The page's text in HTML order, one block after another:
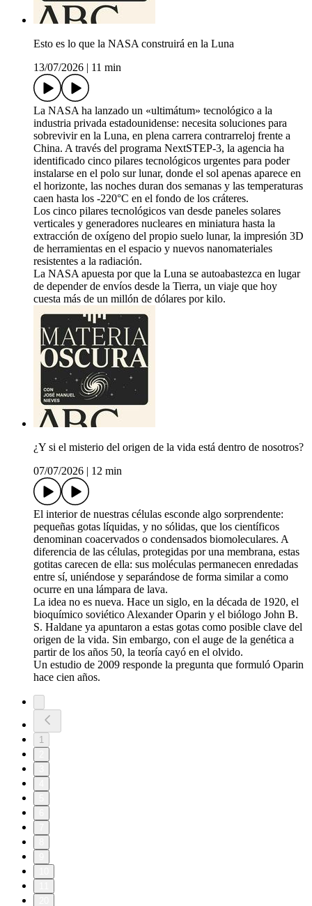
Esto es lo que la NASA construirá en la Luna
13/07/2026
11 min
La NASA ha lanzado un «ultimátum» tecnológico a la
industria privada estadounidense: necesita soluciones para
sobrevivir en la Luna, en plena carrera contrarreloj frente a
China. A través del programa NextSTEP-3, la agencia ha
identificado cinco pilares tecnológicos urgentes para poder
instalarse en el polo sur lunar, donde el sol apenas aparece en
el horizonte, las noches duran dos semanas y las temperaturas
caen hasta los -220°C en el fondo de los cráteres.
Los cinco pilares tecnológicos van desde paneles solares
verticales y generadores nucleares en miniatura hasta la
extracción de oxígeno del propio suelo lunar, la impresión 3D
de herramientas en el espacio y nuevos nanomateriales
resistentes a la radiación.
La NASA apuesta por que la Luna se autoabastezca en lugar
de depender de envíos desde la Tierra, un viaje que hoy
cuesta más de un millón de dólares por kilo.
¿Y si el misterio del origen de la vida está dentro de nosotros?
07/07/2026
12 min
El interior de nuestras células esconde algo sorprendente:
pequeñas gotas líquidas, y no sólidas, que los científicos
denominan coacervados o condensados biomoleculares. A
diferencia de las células, protegidas por una membrana, estas
gotitas carecen de ella: sus moléculas permanecen enredadas
entre sí, uniéndose y separándose de forma similar a como
ocurre en una lámpara de lava.
La idea no es nueva. Hace un siglo, en la década de 1920, el
bioquímico soviético Alexander Oparin y el biólogo John B.
S. Haldane ya apuntaron a estas gotas como posible clave del
origen de la vida. Sin embargo, con el auge de la genética a
partir de los años 50, la teoría cayó en el olvido.
Un estudio de 2009 responde la pregunta que formuló Oparin
hace cien años.
1